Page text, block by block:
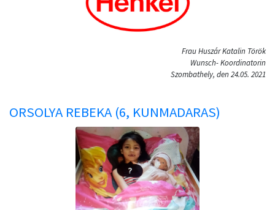
Frau Huszár Katalin Török
Wunsch- Koordinatorin
Szombathely, den 24.05. 2021
ORSOLYA REBEKA (6, KUNMADARAS)